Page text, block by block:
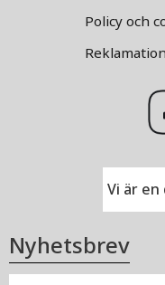
Policy och
Vi är en
Nyhetsbrev